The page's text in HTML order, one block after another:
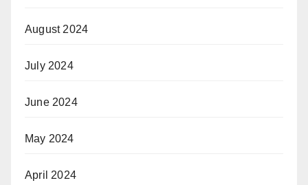
August 2024
July 2024
June 2024
May 2024
April 2024